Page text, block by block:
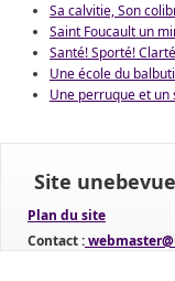
Sa calvitie, Son
Saint Foucault un
Santé! Sporté!
Une école du
Une perruque et un
Site
Plan du site
Contact :